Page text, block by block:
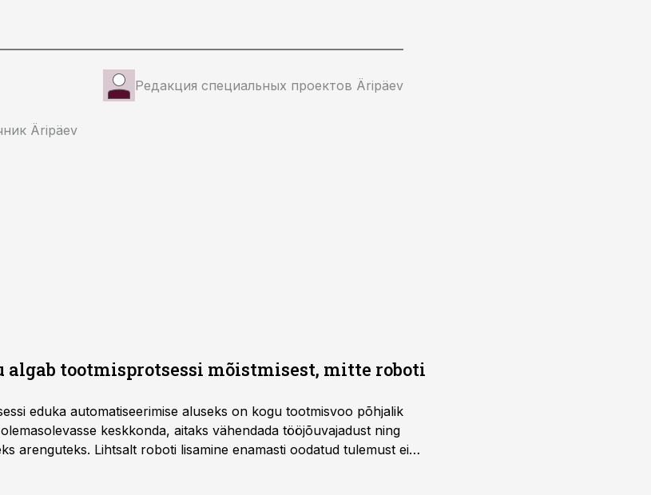
Редакция специальных проектов Äripäev
Äripäev
tootmisprotsessi mõistmisest, mitte roboti
eduka automatiseerimise aluseks on kogu tootmisvoo põhjalik
keskkonda, aitaks vähendada tööjõuvajadust ning
arenguteks. Lihtsalt roboti lisamine enamasti oodatud tulemust ei